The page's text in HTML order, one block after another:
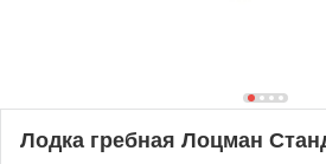
Лодка гребная Лоцман